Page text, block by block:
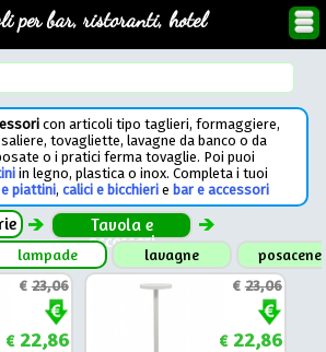
per bar, ristoranti, hotel
con articoli tipo taglieri, formaggiere,
tovagliette, lavagne da banco o da
o i pratici ferma tovaglie. Poi puoi
in legno, plastica o inox. Completa i tuoi
piattini, calici e bicchierie bar e accessori
Tavola e
accessori
lampade lavagne
€23,06
€22,86
€23,06
€22,86